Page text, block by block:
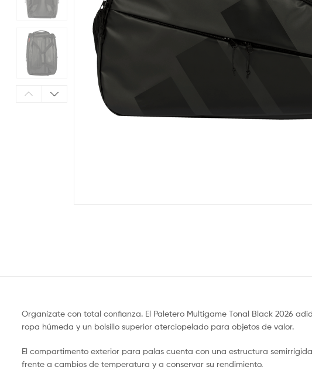
Organízate con total confianza. El Paletero Multigame Tonal Black 2026
ropa húmeda y un bolsillo superior aterciopelado para objetos de valor.
El compartimento exterior para palas cuenta con una estructura
frente a cambios de temperatura y a conservar su rendimiento.